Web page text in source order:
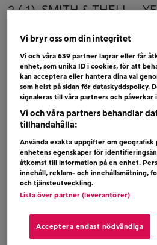
2 ( 1) SMITH & THELL –
3 ( 4) CAROLA + ZARA
VAR DU STÅR
4 ( 3) AVA MAX – WHO´S
5 ( 5) DOTTER –
6 ( 6) THE WEEKND – IN
Bubblare
DERMOT KENNEDY –
PAUL REY – MISTAKES
AGNES – FINGERS
Vi bryr oss om din integritet
Vi och våra639 partner lagrar eller får
enhet, som unika ID i cookies, för att
kan acceptera eller hantera dina val
som helst på sidan för dataskyddspolicy.
signaleras till våra partners och påverkar
Vi och våra partners behandlar
tillhandahålla:
Använda exakta uppgifter om geografisk
enhetens egenskaper för
åtkomst till information på en enhet.
innehåll, reklam- och innehållsmätning,
och tjänsteutveckling.
Lista över partner (leverantörer)
Acceptera endast nödvändiga